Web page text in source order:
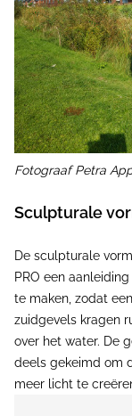
Fotograaf Petra
Sculpturale
De sculpturale
PRO een
te maken, zodat
zuidgevels kragen
over het water. De
deels gekeimd om
meer licht te